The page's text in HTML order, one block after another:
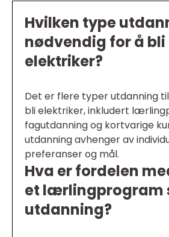
Hvilken type
nødvendig for å bli
elektriker?
Det er flere typer utdanning
bli elektriker, inkludert
fagutdanning og kortvarige
utdanning avhenger av
preferanser og mål.
Hva er fordelen
et lærlingprogram
utdanning?